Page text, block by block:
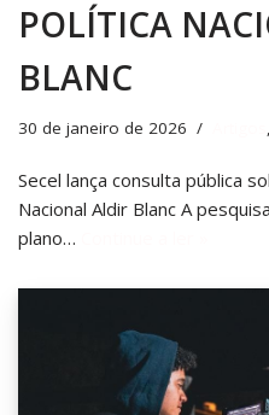
POLÍTICA
BLANC
30 de janeiro de 2026 ,
Secel lança consulta pública
Nacional Aldir Blanc A
plano…